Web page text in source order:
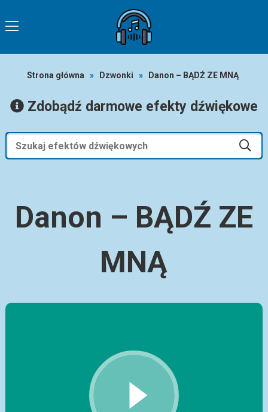
Strona główna » Dzwonki » Danon – BĄDŹ ZE MNĄ
Zdobądź darmowe efekty dźwiękowe
Danon – BĄDŹ ZE
MNĄ